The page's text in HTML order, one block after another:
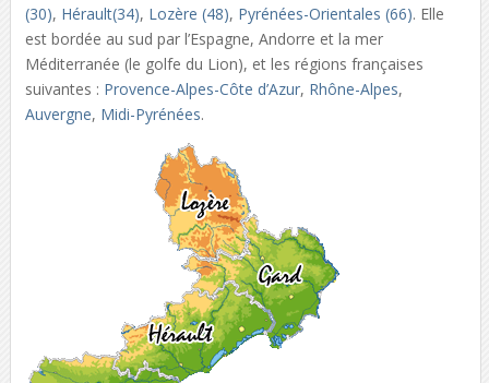
(30), Hérault(34), Lozère (48), Pyrénées-Orientales (66). Elle
est bordée au sud par l’Espagne, Andorre et la mer
Méditerranée (le golfe du Lion), et les régions françaises
suivantes : Provence-Alpes-Côte d’Azur, Rhône-Alpes,
Auvergne, Midi-Pyrénées.